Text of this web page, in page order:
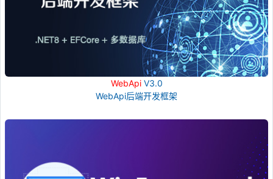
WebApiV3.0
WebApi后端开发框架